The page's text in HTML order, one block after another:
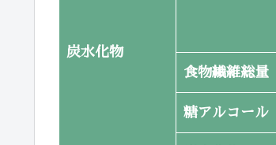
炭水化物
食物繊維総量
糖アルコール